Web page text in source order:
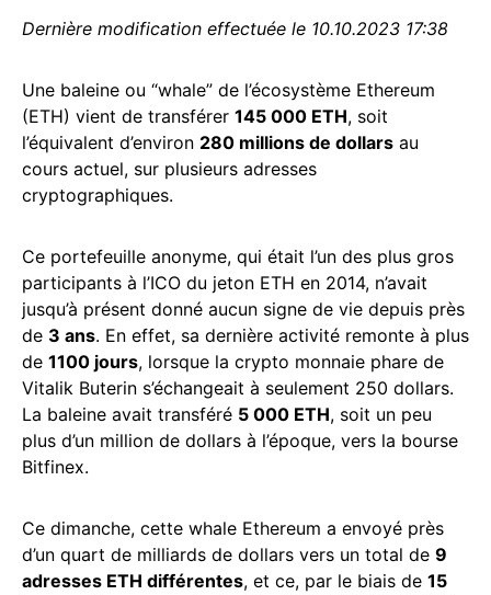
Dernière modification effectuée le 10.10.2023 17:38
Une baleine ou “whale” de l’écosystème Ethereum
(ETH) vient de transférer 145 000 ETH, soit
l’équivalent d’environ 280 millions de dollars au
cours actuel, sur plusieurs adresses
cryptographiques.
Ce portefeuille anonyme, qui était l’un des plus gros
participants à l’ICO du jeton ETH en 2014, n’avait
jusqu’à présent donné aucun signe de vie depuis près
de 3 ans. En effet, sa dernière activité remonte à plus
de 1100 jours, lorsque la crypto monnaie phare de
Vitalik Buterin s’échangeait à seulement 250 dollars.
La baleine avait transféré 5 000 ETH, soit un peu
plus d’un million de dollars à l’époque, vers la bourse
Bitfinex.
Ce dimanche, cette whale Ethereum a envoyé près
d’un quart de milliards de dollars vers un total de 9
adresses ETH différentes, et ce, par le biais de 15